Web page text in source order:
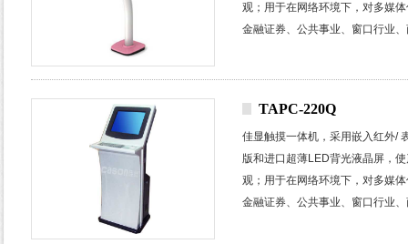
观； 用于在网络环境下，对多媒
金融证券、公共事业、窗口行业、
TAPC-220Q
佳显触摸一体机，采用嵌入红外/
版和进口超薄LED背光液晶屏，
观； 用于在网络环境下，对多媒
金融证券、公共事业、窗口行业、